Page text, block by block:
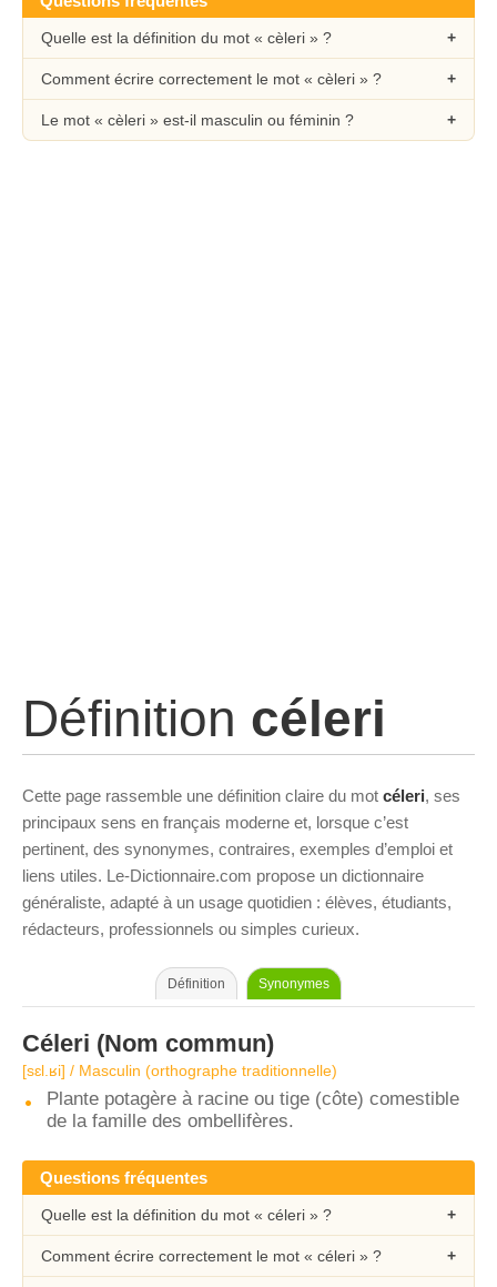
Quelle est la définition du mot « cèleri » ?
Comment écrire correctement le mot « cèleri » ?
Le mot « cèleri » est-il masculin ou féminin ?
Définition céleri
Cette page rassemble une définition claire du mot céleri, ses
principaux sens en français moderne et, lorsque c’est
pertinent, des synonymes, contraires, exemples d’emploi et
liens utiles. Le-Dictionnaire.com propose un dictionnaire
généraliste, adapté à un usage quotidien : élèves, étudiants,
rédacteurs, professionnels ou simples curieux.
Définition Synonymes
Céleri (Nom commun)
[sɛl.ʁi] / Masculin (orthographe traditionnelle)
Plante potagère à racine ou tige (côte) comestible
de la famille des ombellifères.
Questions fréquentes
Quelle est la définition du mot « céleri » ?
Comment écrire correctement le mot « céleri » ?